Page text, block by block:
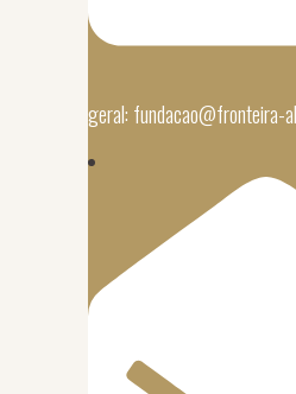
geral: fundacao@fronteira-